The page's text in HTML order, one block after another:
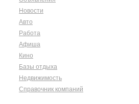
Новости
Авто
Работа
Афиша
Кино
Базы отдыха
Недвижимость
Справочник компаний